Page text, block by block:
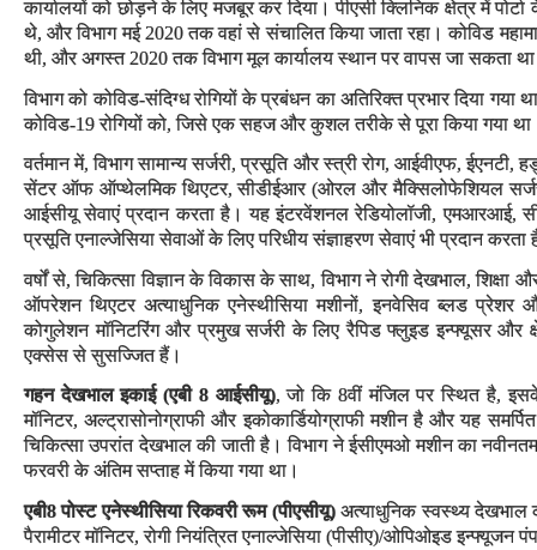
कार्यालयों को छोड़ने के लिए मजबूर कर दिया। पीएसी क्लिनिक क्षेत्र में
थे, और विभाग मई 2020 तक वहां से संचालित किया जाता रहा। कोविड
थी, और अगस्त 2020 तक विभाग मूल कार्यालय स्थान पर वापस जा सकता
विभाग को कोविड-संदिग्ध रोगियों के प्रबंधन का अतिरिक्त प्रभार दिया
कोविड-19 रोगियों को, जिसे एक सहज और कुशल तरीके से पूरा किया गया
वर्तमान में, विभाग सामान्य सर्जरी, प्रसूति और स्त्री रोग, आईवीएफ, ईएनटी,
सेंटर ऑफ ऑप्थेलमिक थिएटर, सीडीईआर (ओरल और मैक्सिलोफेशियल
आईसीयू सेवाएं प्रदान करता है। यह इंटरवेंशनल रेडियोलॉजी, एमआरआई,
प्रसूति एनाल्जेसिया सेवाओं के लिए परिधीय संज्ञाहरण सेवाएं भी प्रदान करता
वर्षों से, चिकित्सा विज्ञान के विकास के साथ, विभाग ने रोगी देखभाल,
ऑपरेशन थिएटर अत्याधुनिक एनेस्थीसिया मशीनों, इनवेसिव ब्लड प्रेशर
कोगुलेशन मॉनिटरिंग और प्रमुख सर्जरी के लिए रैपिड फ्लुइड इन्फ्यूसर और
एक्सेस से सुसज्जित हैं।
गहन देखभाल इकाई (एबी 8 आईसीयू), जो कि 8वीं मंजिल पर स्थित है,
मॉनिटर, अल्ट्रासोनोग्राफी और इकोकार्डियोग्राफी मशीन है और यह
चिकित्सा उपरांत देखभाल की जाती है। विभाग ने ईसीएमओ मशीन का
फरवरी के अंतिम सप्ताह में किया गया था।
एबी8 पोस्ट एनेस्थीसिया रिकवरी रूम (पीएसीयू)अत्याधुनिक स्वस्थ्य देखभाल
पैरामीटर मॉनिटर, रोगी नियंत्रित एनाल्जेसिया (पीसीए)/ओपिओइड